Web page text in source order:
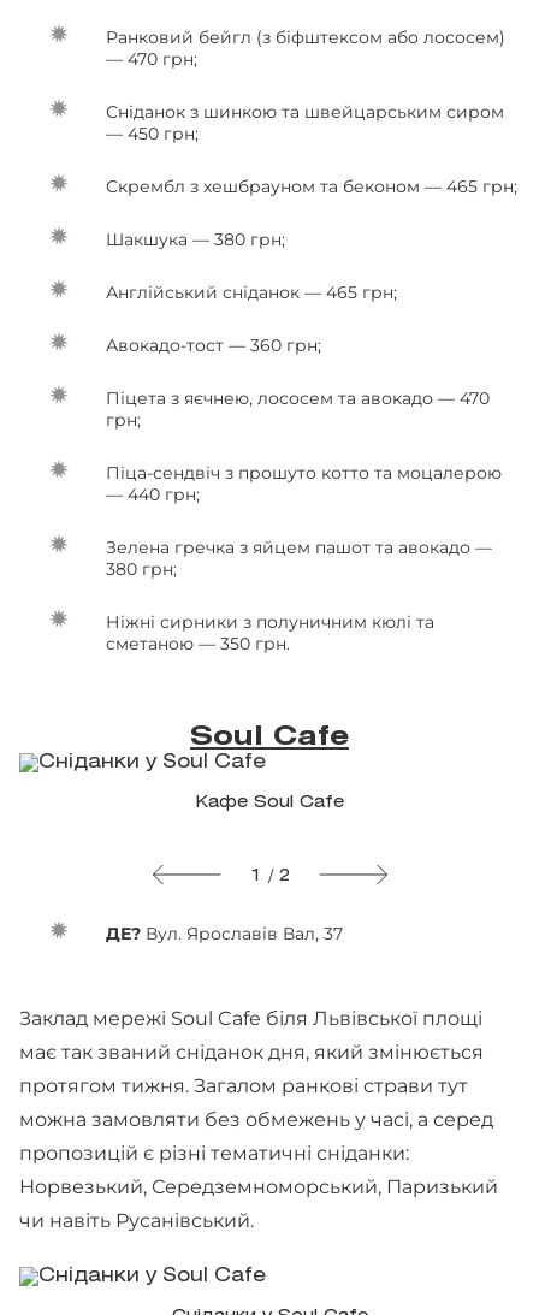
Ранковий бейгл (з біфштексом або лососем)
— 470 грн;
Сніданок з шинкою та швейцарським сиром
— 450 грн;
Скрембл з хешбрауном та беконом — 465 грн;
Шакшука — 380 грн;
Англійський сніданок — 465 грн;
Авокадо-тост — 360 грн;
Піцета з яєчнею, лососем та авокадо — 470
грн;
Піца-сендвіч з прошуто котто та моцалерою
— 440 грн;
Зелена гречка з яйцем пашот та авокадо —
380 грн;
Ніжні сирники з полуничним кюлі та
сметаною — 350 грн.
Soul Cafe
Кафе Soul Cafe
1 / 2
ДЕ? Вул. Ярославів Вал, 37
Заклад мережі Soul Cafe біля Львівської площі
має так званий сніданок дня, який змінюється
протягом тижня. Загалом ранкові страви тут
можна замовляти без обмежень у часі, а серед
пропозицій є різні тематичні сніданки:
Норвезький, Середземноморський, Паризький
чи навіть Русанівський.